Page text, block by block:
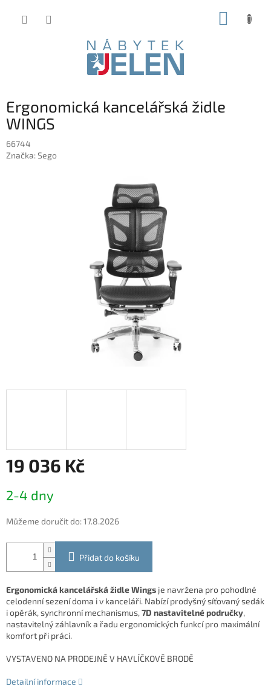
Ergonomická kancelářská židle
WINGS
66744
Značka:Sego
19 036 Kč
cena:
2-4 dny
Můžeme doručit do:17.8.2026
Přidat do košíku
Ergonomická kancelářská židle Wings je navržena pro pohodlné
celodenní sezení doma i v kanceláři. Nabízí prodyšný síťovaný sedák
i opěrák, synchronní mechanismus, 7D nastavitelné područky,
nastavitelný záhlavník a řadu ergonomických funkcí pro maximální
komfort při práci.
VYSTAVENO NA PRODEJNĚ V HAVLÍČKOVĚ BRODĚ
Detailní informace